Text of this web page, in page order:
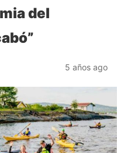
del
5 años ago